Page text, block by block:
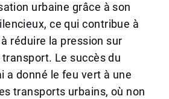
urbaine grâce à son
ce qui contribue à
réduire la pression sur
Le succès du
a donné le feu vert à une
transports urbains, où non